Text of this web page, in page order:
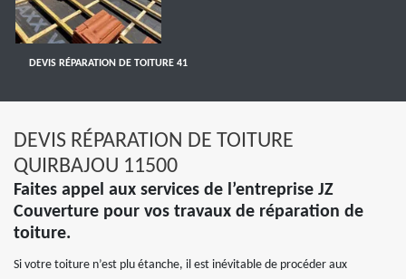
DEVIS RÉPARATION DE TOITURE 41
DEVIS RÉPARATION DE TOITURE
QUIRBAJOU 11500
Faites appel aux services de l’entreprise JZ
Couverture pour vos travaux de réparation de
toiture.
Si votre toiture n’est plu étanche, il est inévitable de procéder aux